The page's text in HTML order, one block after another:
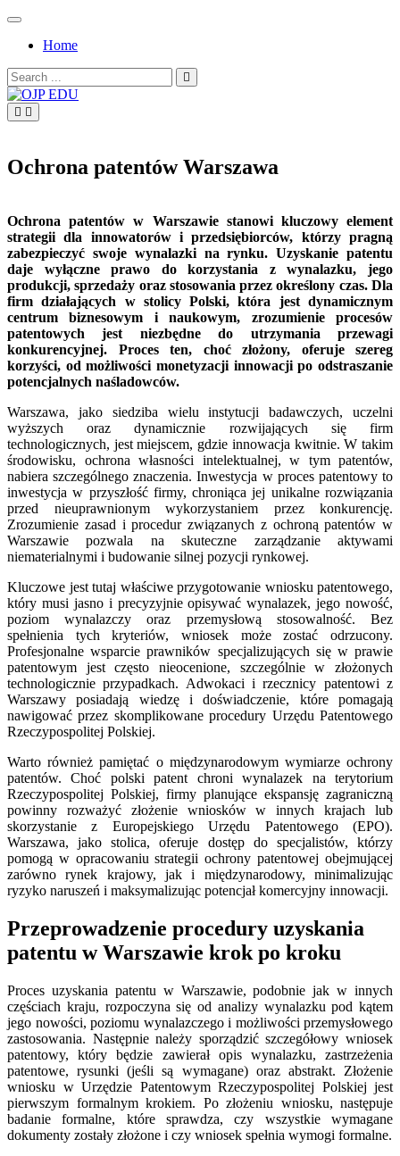
Skip
contentHome
Search
for:
Ochrona patentów Warszawa
Ochrona patentów w Warszawie stanowi kluczowy element
strategii dla innowatorów i przedsiębiorców, którzy pragną
zabezpieczyć swoje wynalazki na rynku. Uzyskanie patentu
daje wyłączne prawo do korzystania z wynalazku, jego
produkcji, sprzedaży oraz stosowania przez określony czas. Dla
firm działających w stolicy Polski, która jest dynamicznym
centrum biznesowym i naukowym, zrozumienie procesów
patentowych jest niezbędne do utrzymania przewagi
konkurencyjnej. Proces ten, choć złożony, oferuje szereg
korzyści, od możliwości monetyzacji innowacji po odstraszanie
potencjalnych naśladowców.
Warszawa, jako siedziba wielu instytucji badawczych, uczelni
wyższych oraz dynamicznie rozwijających się firm
technologicznych, jest miejscem, gdzie innowacja kwitnie. W takim
środowisku, ochrona własności intelektualnej, w tym patentów,
nabiera szczególnego znaczenia. Inwestycja w proces patentowy to
inwestycja w przyszłość firmy, chroniąca jej unikalne rozwiązania
przed nieuprawnionym wykorzystaniem przez konkurencję.
Zrozumienie zasad i procedur związanych z ochroną patentów w
Warszawie pozwala na skuteczne zarządzanie aktywami
niematerialnymi i budowanie silnej pozycji rynkowej.
Kluczowe jest tutaj właściwe przygotowanie wniosku patentowego,
który musi jasno i precyzyjnie opisywać wynalazek, jego nowość,
poziom wynalazczy oraz przemysłową stosowalność. Bez
spełnienia tych kryteriów, wniosek może zostać odrzucony.
Profesjonalne wsparcie prawników specjalizujących się w prawie
patentowym jest często nieocenione, szczególnie w złożonych
technologicznie przypadkach. Adwokaci i rzecznicy patentowi z
Warszawy posiadają wiedzę i doświadczenie, które pomagają
nawigować przez skomplikowane procedury Urzędu Patentowego
Rzeczypospolitej Polskiej.
Warto również pamiętać o międzynarodowym wymiarze ochrony
patentów. Choć polski patent chroni wynalazek na terytorium
Rzeczypospolitej Polskiej, firmy planujące ekspansję zagraniczną
powinny rozważyć złożenie wniosków w innych krajach lub
skorzystanie z Europejskiego Urzędu Patentowego (EPO).
Warszawa, jako stolica, oferuje dostęp do specjalistów, którzy
pomogą w opracowaniu strategii ochrony patentowej obejmującej
zarówno rynek krajowy, jak i międzynarodowy, minimalizując
ryzyko naruszeń i maksymalizując potencjał komercyjny innowacji.
Przeprowadzenie procedury uzyskania
patentu w Warszawie krok po kroku
Proces uzyskania patentu w Warszawie, podobnie jak w innych
częściach kraju, rozpoczyna się od analizy wynalazku pod kątem
jego nowości, poziomu wynalazczego i możliwości przemysłowego
zastosowania. Następnie należy sporządzić szczegółowy wniosek
patentowy, który będzie zawierał opis wynalazku, zastrzeżenia
patentowe, rysunki (jeśli są wymagane) oraz abstrakt. Złożenie
wniosku w Urzędzie Patentowym Rzeczypospolitej Polskiej jest
pierwszym formalnym krokiem. Po złożeniu wniosku, następuje
badanie formalne, które sprawdza, czy wszystkie wymagane
dokumenty zostały złożone i czy wniosek spełnia wymogi formalne.